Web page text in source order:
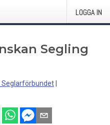
LOGGA IN
Segling
Seglarförbundet